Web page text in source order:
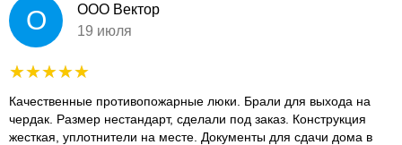
О
ООО Вектор
19 июля
Качественные противопожарные люки. Брали для выхода на
чердак. Размер нестандарт, сделали под заказ. Конструкция
жесткая, уплотнители на месте. Документы для сдачи дома в